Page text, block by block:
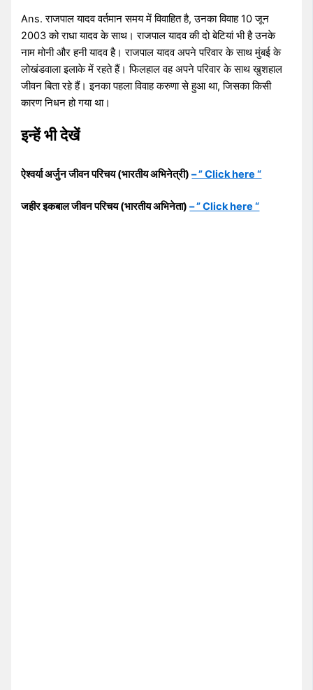
Ans. राजपाल यादव वर्तमान समय में विवाहित है, उनका विवाह 10 जून
2003 को राधा यादव के साथ। राजपाल यादव की दो बेटियां भी है उनके
नाम मोनी और हनी यादव है। राजपाल यादव अपने परिवार के साथ मुंबई के
लोखंडवाला इलाके में रहते हैं। फिलहाल वह अपने परिवार के साथ खुशहाल
जीवन बिता रहे हैं। इनका पहला विवाह करुणा से हुआ था, जिसका किसी
कारण निधन हो गया था।
इन्हें भी देखें
ऐश्वर्या अर्जुन जीवन परिचय (भारतीय अभिनेत्री)– ” Click here “
जहीर इकबाल जीवन परिचय (भारतीय अभिनेता)– ” Click here “